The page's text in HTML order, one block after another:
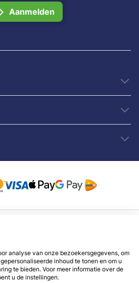
Aanmelden
analyse van onze bezoekersgegevens, om
inhoud te tonen en om u
te bieden. Voor meer informatie over de
u de instellingen.